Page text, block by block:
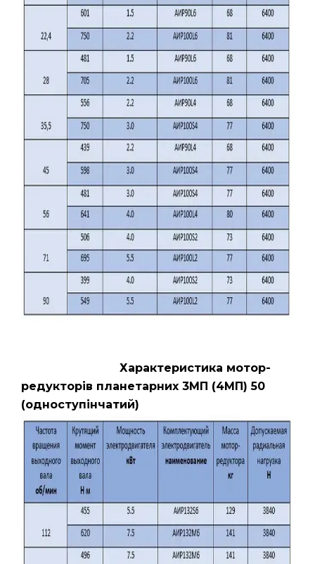
Характеристика мотор-
редукторів планетарних 3МП (4МП) 50
(одноступінчатий)